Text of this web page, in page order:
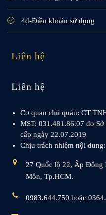
4d-Điều khoản sử dụng
Liên hệ
Liên hệ
Cơ quan chủ quản: CT
MST: 031.481.86.07 do
cấp ngày 22.07.2019
Chịu trách nhiệm nội
27 Quốc lộ 22, Ấp Đông
Môn, Tp.HCM.
0983.644.750 hoặc